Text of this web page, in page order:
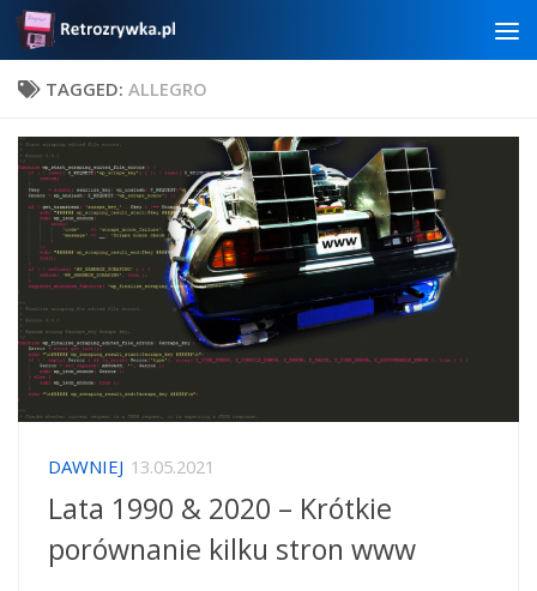
Skip to content
TAGGED: ALLEGRO
DAWNIEJ 13.05.2021
Lata 1990 & 2020 – Krótkie
porównanie kilku stron www